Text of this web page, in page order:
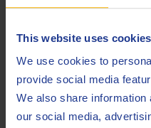
This website uses cookies
We use cookies to
provide social media
We also share
our social media,
Detroit Diesel
Deutz
JASO